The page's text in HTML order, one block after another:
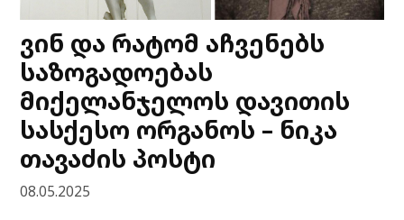
ვინ და რატომ აჩვენებს
საზოგადოებას
მიქელანჯელოს დავითის
სასქესო ორგანოს – ნიკა
თავაძის პოსტი
08.05.2025